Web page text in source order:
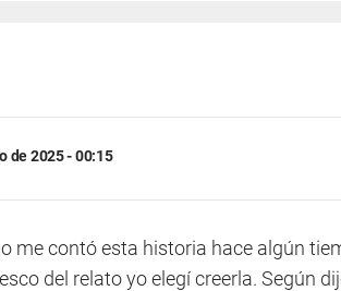
de 2025 - 00:15
me contó esta historia hace algún
del relato yo elegí creerla. Según